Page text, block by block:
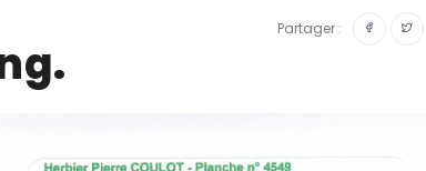
Partager :